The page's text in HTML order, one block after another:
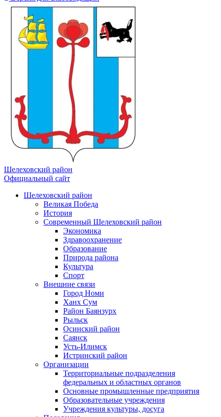
Шелеховский район
Официальный сайт
Шелеховский район
Великая Победа
История
Современный Шелеховский район
Экономика
Здравоохранение
Образование
Природа района
Культура
Спорт
Внешние связи
Город Номи
Ханх Сум
Район Баянзурх
Рыльск
Осинский район
Саянск
Усть-Илимск
Истринский район
Организации
Территориальные подразделения
федеральных и областных органов
Основные промышленные предприятия
Образовательные учреждения
Учреждения культуры, досуга